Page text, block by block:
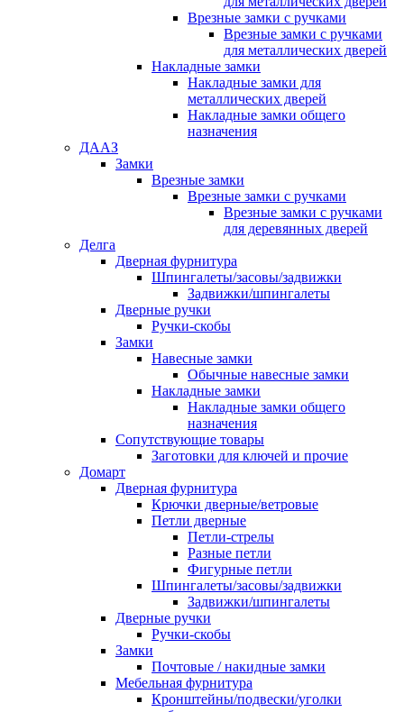
Врезные замки с ручками
Врезные замки с ручками
для металлических дверей
Накладные замки
Накладные замки для
металлических дверей
Накладные замки общего
назначения
ДААЗ
Замки
Врезные замки
Врезные замки с ручками
Врезные замки с ручками
для деревянных дверей
Делга
Дверная фурнитура
Шпингалеты/засовы/задвижки
Задвижки/шпингалеты
Дверные ручки
Ручки-скобы
Замки
Навесные замки
Обычные навесные замки
Накладные замки
Накладные замки общего
назначения
Сопутствующие товары
Заготовки для ключей и прочие
Домарт
Дверная фурнитура
Крючки дверные/ветровые
Петли дверные
Петли-стрелы
Разные петли
Фигурные петли
Шпингалеты/засовы/задвижки
Задвижки/шпингалеты
Дверные ручки
Ручки-скобы
Замки
Почтовые / накидные замки
Мебельная фурнитура
Кронштейны/подвески/уголки